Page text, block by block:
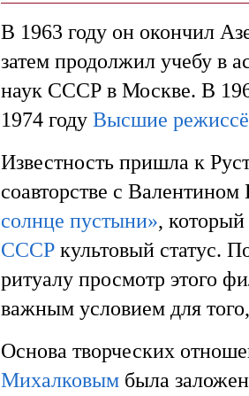
В 1963 году он окончил
затем продолжил учебу в
наук СССР в Москве. В
1974 году Высшие
Известность пришла к
соавторстве с
солнце пустыни»,
СССР культовый статус.
ритуалу просмотр этого
важным условием для
Основа творческих
Михалковым была